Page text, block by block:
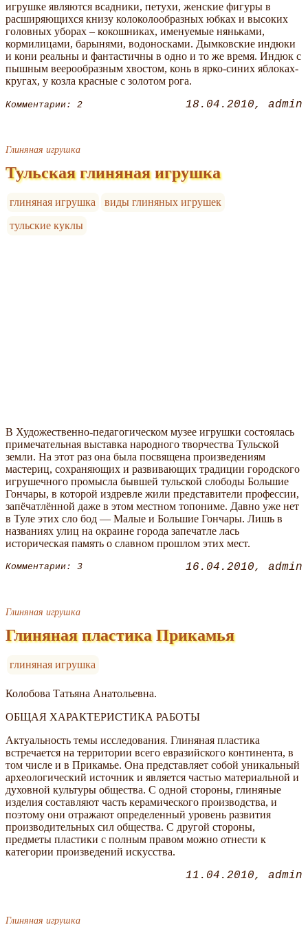
игрушке являются всадники, петухи, женские фигуры в
расширяющихся книзу колоколообразных юбках и высоких
головных уборах – кокошниках, именуемые няньками,
кормилицами, барынями, водоносками. Дымковские индюки
и кони реальны и фантастичны в одно и то же время. Индюк с
пышным веерообразным хвостом, конь в ярко-синих яблоках-
кругах, у козла красные с золотом рога.
Комментарии: 2 18.04.2010 admin
Глиняная игрушка
Тульская глиняная игрушка
глиняная игрушка
виды глиняных игрушек
тульские куклы
В Художественно-педагогическом музее игрушки состоялась
примечательная выставка народного творчества Тульской
земли. На этот раз она была посвящена произведениям
мастериц, сохраняющих и развивающих традиции городского
игрушечного промысла бывшей тульской слободы Большие
Гончары, в которой издревле жили представители профессии,
запёчатлённой даже в этом местном топониме. Давно уже нет
в Туле этих сло бод — Малые и Большие Гончары. Лишь в
названиях улиц на окраине города запечатле лась
историческая память о славном прошлом этих мест.
Комментарии: 3 16.04.2010 admin
Глиняная игрушка
Глиняная пластика Прикамья
глиняная игрушка
Колобова Татьяна Анатольевна.
ОБЩАЯ ХАРАКТЕРИСТИКА РАБОТЫ
Актуальность темы исследования. Глиняная пластика
встречается на территории всего евразийского континента, в
том числе и в Прикамье. Она представляет собой уникальный
археологический источник и является частью материальной и
духовной культуры общества. С одной стороны, глиняные
изделия составляют часть керамического производства, и
поэтому они отражают определенный уровень развития
производительных сил общества. С другой стороны,
предметы пластики с полным правом можно отнести к
категории произведений искусства.
11.04.2010 admin
Глиняная игрушка